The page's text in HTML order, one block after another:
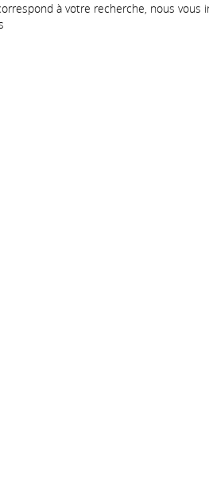
à votre recherche, nous